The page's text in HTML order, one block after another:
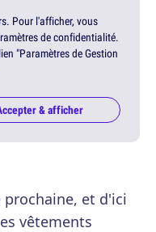
Pour l'afficher, vous
de confidentialité.
"Paramètres de Gestion
& afficher
prochaine, et d'ici
vêtements